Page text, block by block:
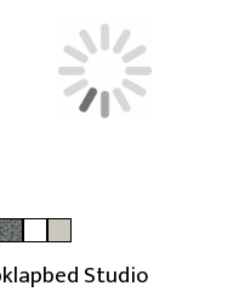
Studio